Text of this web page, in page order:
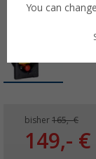
bisher 165,- €
149,- €
You can